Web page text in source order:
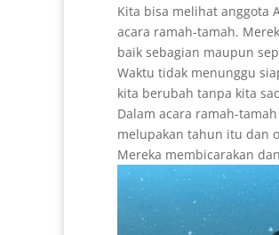
Kita bisa melihat anggota
acara ramah-tamah.
baik sebagian maupun
Waktu tidak menunggu
kita berubah tanpa kita
Dalam acara ramah-
melupakan tahun itu dan
Mereka membicarakan